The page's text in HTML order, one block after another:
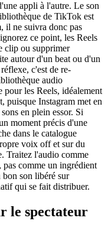
appli à l'autre. Le son
de TikTok est
il ne suivra donc pas
ce point, les Reels
clip ou supprimer
autour d'un beat ou d'un
c'est de re-
audio
pour les Reels, idéalement
puisque Instagram met en
en plein essor. Si
moment précis d'une
dans le catalogue
voix off et sur du
Traitez l'audio comme
comme un ingrédient
bon son libéré sur
qui se fait distribuer.
le spectateur